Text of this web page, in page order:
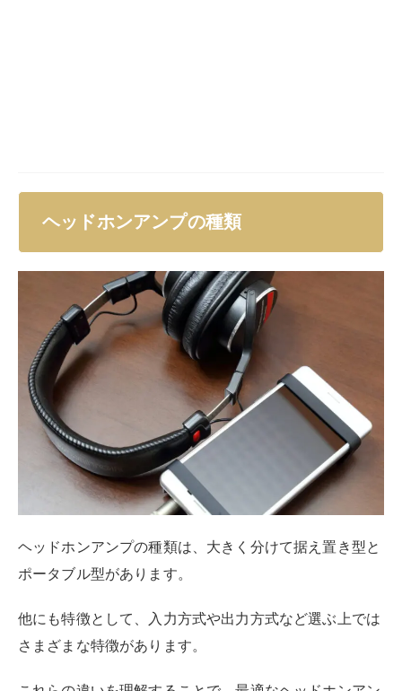
ヘッドホンアンプの種類
ヘッドホンアンプの種類は、大きく分けて据え置き型と
ポータブル型があります。
他にも特徴として、入力方式や出力方式など選ぶ上では
さまざまな特徴があります。